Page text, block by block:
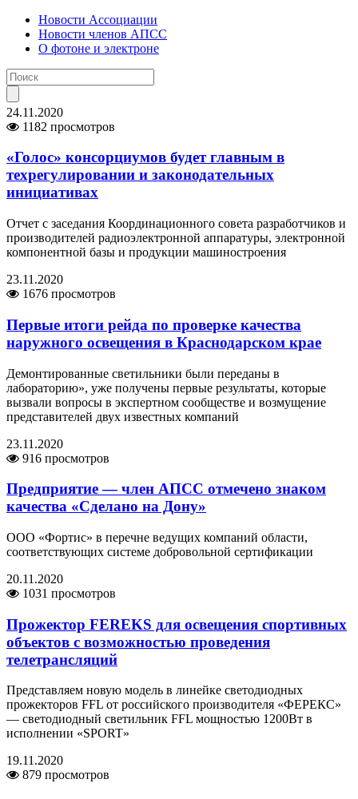
Новости Ассоциации
Новости членов АПСС
О фотоне и электроне
24.11.2020
1182 просмотров
«Голос» консорциумов будет главным в
техрегулировании и законодательных
инициативах
Отчет с заседания Координационного совета разработчиков и
производителей радиоэлектронной аппаратуры, электронной
компонентной базы и продукции машиностроения
23.11.2020
1676 просмотров
Первые итоги рейда по проверке качества
наружного освещения в Краснодарском крае
Демонтированные светильники были переданы в
лабораторию», уже получены первые результаты, которые
вызвали вопросы в экспертном сообществе и возмущение
представителей двух известных компаний
23.11.2020
916 просмотров
Предприятие — член АПСС отмечено знаком
качества «Сделано на Дону»
ООО «Фортис» в перечне ведущих компаний области,
соответствующих системе добровольной сертификации
20.11.2020
1031 просмотров
Прожектор FEREKS для освещения спортивных
объектов с возможностью проведения
телетрансляций
Представляем новую модель в линейке светодиодных
прожекторов FFL от российского производителя «ФЕРЕКС»
— светодиодный светильник FFL мощностью 1200Вт в
исполнении «SPORT»
19.11.2020
879 просмотров